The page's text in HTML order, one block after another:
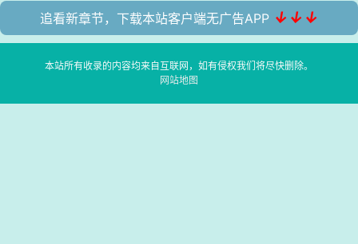
追看新章节，下载本站客户端无广告APP ↓↓↓
本站所有收录的内容均来自互联网，如有侵权我们将尽快删除。
网站地图